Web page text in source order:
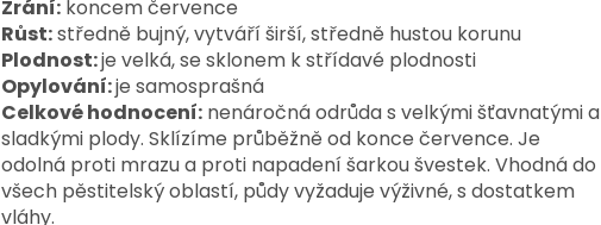
Zrání: koncem července
Růst:středně bujný, vytváří širší, středně hustou korunu
Plodnost:je velká, se sklonem k střídavé plodnosti
Opylování:je samosprašná
Celkové hodnocení: nenáročná odrůda s velkými šťavnatými a
sladkými plody. Sklízíme průběžně od konce července. Je
odolná proti mrazu a proti napadení šarkou švestek. Vhodná do
všech pěstitelský oblastí, půdy vyžaduje výživné, s dostatkem
vláhy.